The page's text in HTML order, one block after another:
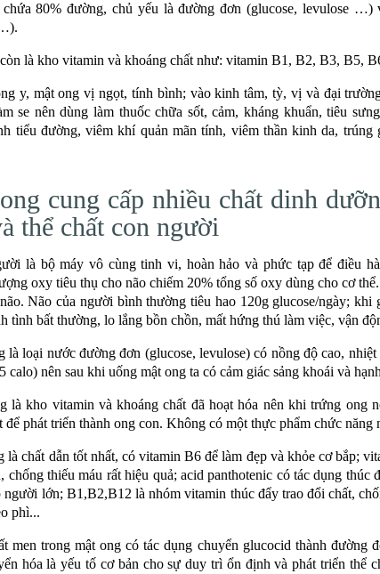
80% đường, chủ yếu là đường đơn (glucose, levulose …)
là kho vitamin và khoáng chất như: vіtаmіn В1, В2, В3,
y, mật ong vị ngọt, tính bình; vào kinh tâm, tỳ, vị và đại
se nên dùng làm thuốc chữa sốt, cảm, kháng khuẩn, tiêu
tiểu đường, viêm khí quản mãn tính, viêm thần kinh da, trúng
cung cấp nhiều chất dinh
thể chất con người
là bộ máy vô cùng tinh vi, hoàn hảo và phức tạp để điều
oxy tiêu thụ cho não chiếm 20% tổng số oxy dùng cho cơ
Não của người bình thường tiêu hao 120g glucose/ngày; khi
tình bất thường, lo lắng bồn chồn, mất hứng thú làm việc, vận
là loại nước đường đơn (glucose, levulose) có nồng độ cao,
calo) nên sau khi uống mật ong ta có cảm giác sảng khoái và
là kho vitamin và khoáng chất đã hoạt hóa nên khi trứng ong
để phát triển thành ong con. Không có một thực phẩm chức năng
là chất dẫn tốt nhất, có vitamin B6 để làm đẹp và khỏe cơ bắp;
chống thiếu máu rất hiệu quả; acid panthotenic có tác dụng thúc
người lớn; B1,B2,B12 là nhóm vitamin thúc đẩy trao đổi chất,
phì...
men trong mật ong có tác dụng chuyển glucocid thành đường
hóa là yếu tố cơ bản cho sự duy trì ổn định và phát triển thể